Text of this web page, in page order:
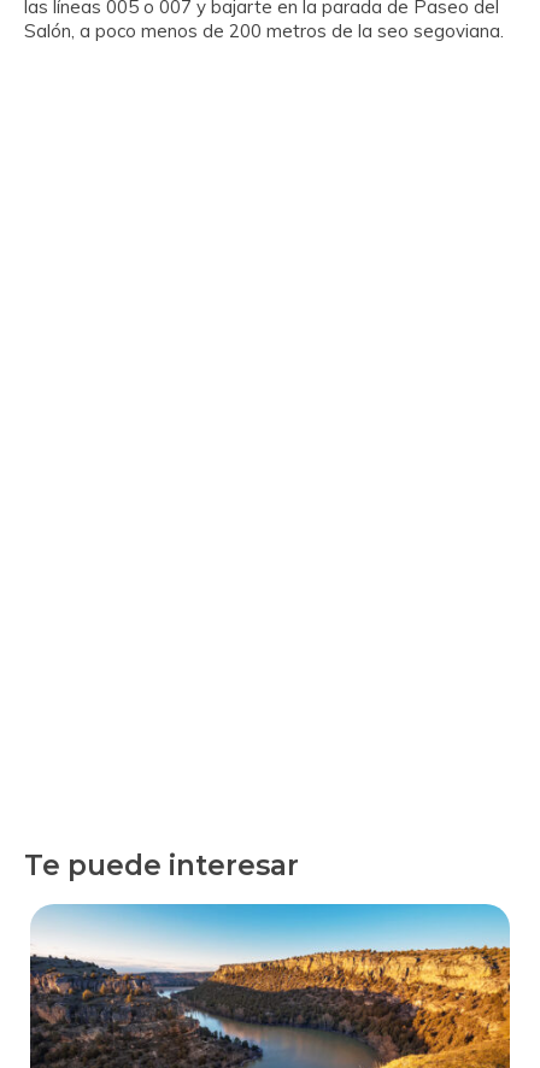
las líneas 005 o 007 y bajarte en la parada de Paseo del
Salón, a poco menos de 200 metros de la seo segoviana.
Te puede interesar